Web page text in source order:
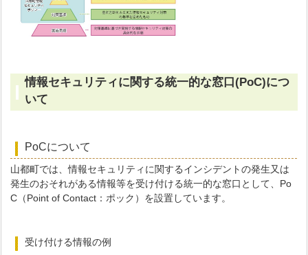
情報セキュリティに関する統一的な窓口(PoC)につ
いて
PoCについて
山都町では、情報セキュリティに関するインシデントの発生又は
発生のおそれがある情報等を受け付ける統一的な窓口として、Po
C（Point of Contact：ポック）を設置しています。
受け付ける情報の例